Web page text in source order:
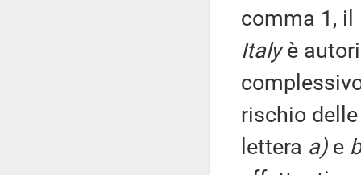
comma 1,
Italyè
rischio
lettera a)e